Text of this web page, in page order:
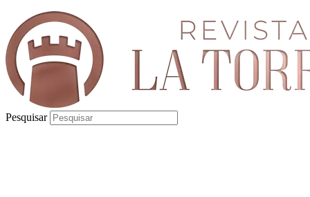
Pesquisar